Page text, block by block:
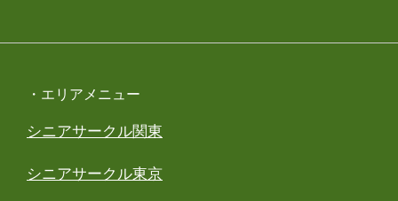
・エリアメニュー
シニアサークル関東
シニアサークル東京